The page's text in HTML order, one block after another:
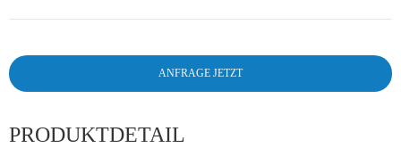
ANFRAGE JETZT
PRODUKTDETAIL